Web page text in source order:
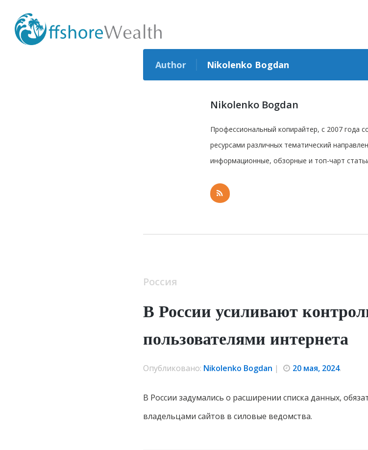
Author Nikolenko Bogdan
Nikolenko Bogdan
Профессиональный копирайтер, с 2007 года
ресурсами различных тематический
информационные, обзорные и топ-чарт
Россия
В России усиливают
пользователями интернета
Опубликовано: Nikolenko Bogdan | 20 мая, 2024.
В России задумались о расширении списка данных,
владельцами сайтов в силовые ведомства.